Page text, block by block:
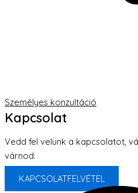
Személyes konzultáció
Kapcsolat
Vedd fel velünk a kapcsolatot,
várnod.
KAPCSOLATFELVÉTEL